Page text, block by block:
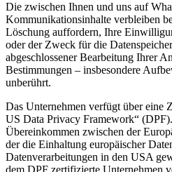
Die zwischen Ihnen und uns auf
Kommunikationsinhalte verbleiben
Löschung auffordern, Ihre
oder der Zweck für die
abgeschlossener Bearbeitung Ihrer
Bestimmungen – insbesondere
unberührt.
Das Unternehmen verfügt über eine
US Data Privacy Framework“
Übereinkommen zwischen der
der die Einhaltung europäischer
Datenverarbeitungen in den USA
dem DPF zertifizierte Unternehmen